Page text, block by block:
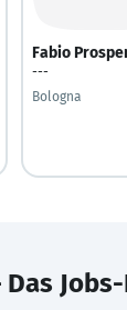
Fabio
---
Bologna
Das